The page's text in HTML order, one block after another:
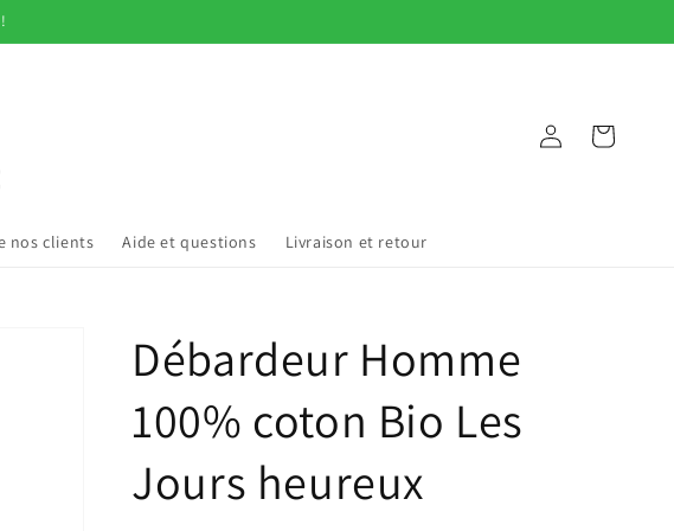
nos clients Aide et questions Livraison et retour
Connexion Panier
Débardeur Homme
100% coton Bio Les
Jours heureux